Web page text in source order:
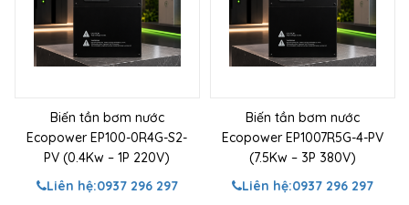
Biến tần bơm nước
Ecopower EP100-0R4G-S2-
PV (0.4Kw – 1P 220V)
Liên hệ:0937 296 297
Biến tần bơm nước
Ecopower EP1007R5G-4-PV
(7.5Kw – 3P 380V)
Liên hệ:0937 296 297